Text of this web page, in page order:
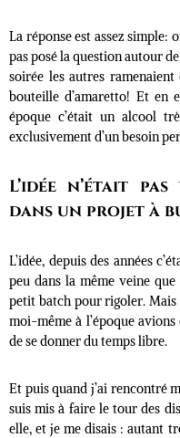
La réponse est assez simple:
pas posé la question autour
soirée les autres
bouteille d’amaretto! Et en
époque c’était un alcool
exclusivement d’un besoin
L’idée n’était
dans un projet à
L’idée, depuis des années
peu dans la même veine
petit batch pour rigoler. Mais
moi-même à l’époque
de se donner du temps libre.
Et puis quand j’ai rencontré
suis mis à faire le tour des
elle, et je me disais : autant